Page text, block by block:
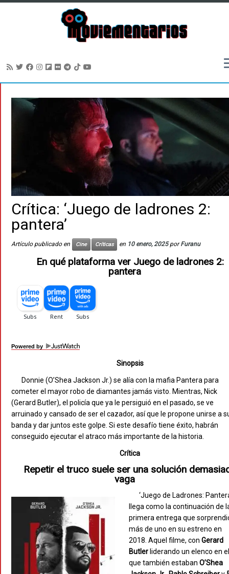
contenido
Crítica: ‘Juego de ladrones 2:
pantera’
Artículo publicado en Cine Críticas en 10 enero, 2025 porFuranu
En qué plataforma ver Juego de ladrones 2:
pantera
Powered by
Sinopsis
Donnie (O’Shea Jackson Jr.) se alía con la mafia Pantera para
cometer el mayor robo de diamantes jamás visto. Mientras, Nick
(Gerard Butler), el policía que ya le persiguió en el pasado, se ve
arruinado y cansado de ser el cazador, así que le propone unirse a
banda y dar juntos este golpe. Si este desafío tiene éxito, habrán
conseguido ejecutar el atraco más importante de la historia.
Crítica
Repetir el truco suele ser una solución
vaga
‘Juego de Ladrones:
llega como la continuación de
primera entrega que
más de uno en su estreno en
2018. Aquel filme, conGerard
Butler liderando un elenco en
que también estabanO’Shea